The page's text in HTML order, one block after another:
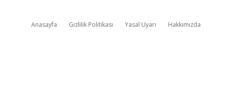
Anasayfa Gizlilik Politikası Yasal Uyarı Hakkımızda